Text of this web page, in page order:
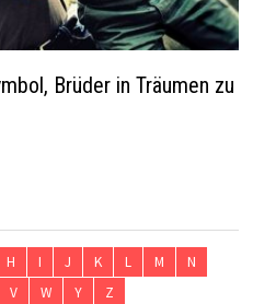
Brüder in Träumen zu
H I J K L M
N
V W Y Z